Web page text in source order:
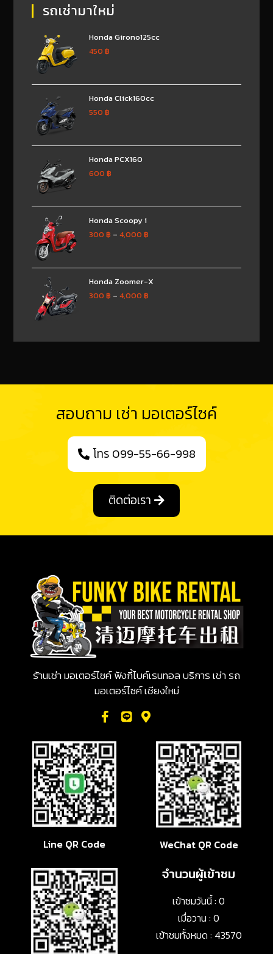
รถเช่ามาใหม่
Honda Girono125cc
450฿
Honda Click160cc
550฿
Honda PCX160
600฿
Honda Scoopy i
300฿ –4,000฿
Honda Zoomer-X
300฿ –4,000฿
สอบถาม เช่า มอเตอร์ไซค์
โทร 099-55-66-998
ติดต่อเรา
ร้านเช่า มอเตอร์ไซค์ ฟังกี้ไบค์เรนทอล บริการ เช่า รถ
มอเตอร์ไซค์ เชียงใหม่
Line QR Code WeChat QR Code
จำนวนผู้เข้าชม
เข้าชมวันนี้ : 0
เมื่อวาน : 0
เข้าชมทั้งหมด : 43570